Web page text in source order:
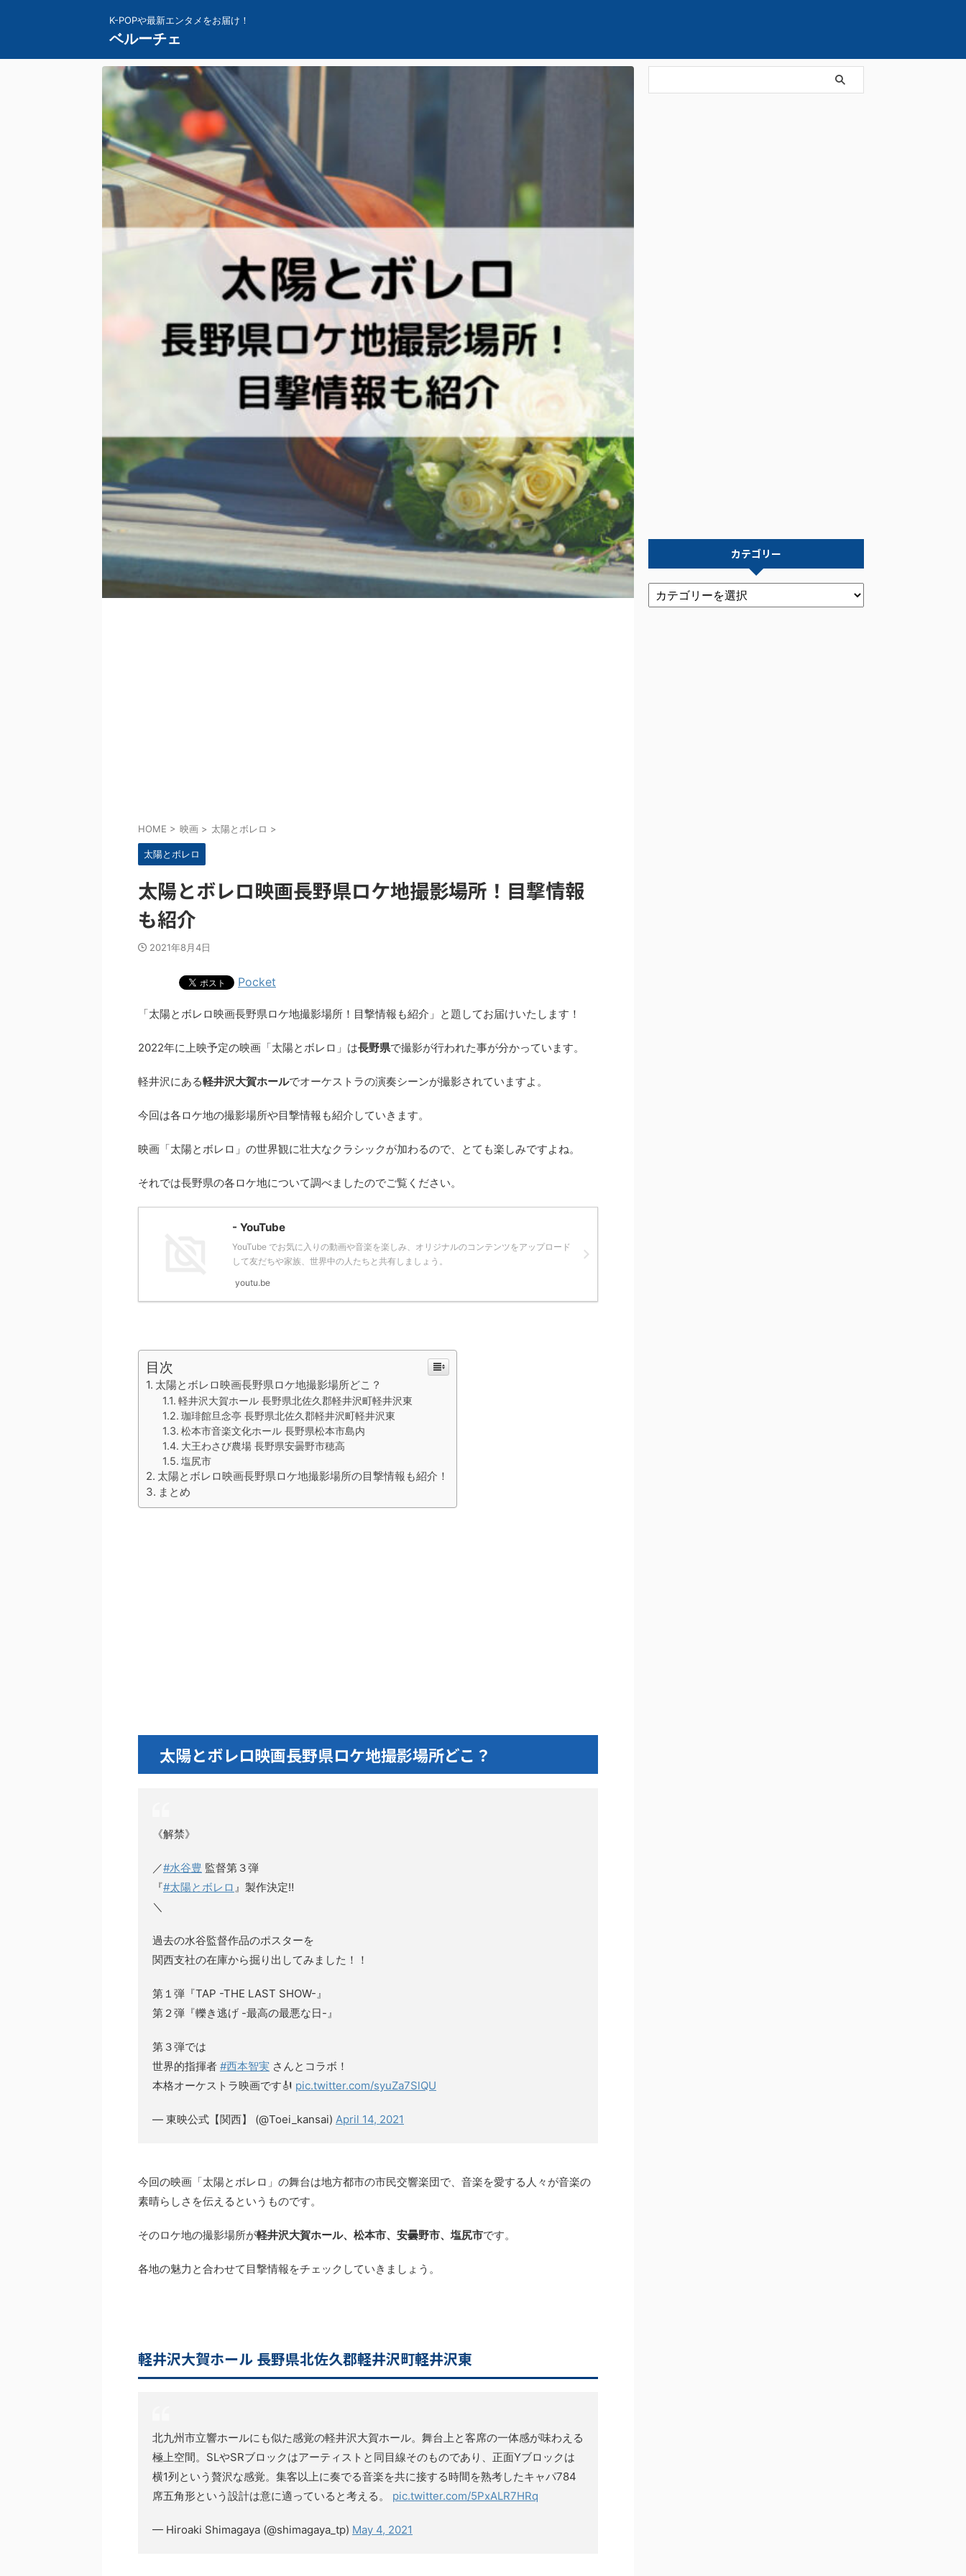
K-POPや最新エンタメをお届け！
ベルーチェ
HOME > 映画 > 太陽とボレロ >
太陽とボレロ
太陽とボレロ映画長野県ロケ地撮影場所！目撃情報
も紹介
2021年8月4日
Pocket
「太陽とボレロ映画長野県ロケ地撮影場所！目撃情報も紹介」と題してお届けいたします！
2022年に上映予定の映画「太陽とボレロ」は長野県で撮影が行われた事が分かっています。
軽井沢にある軽井沢大賀ホールでオーケストラの演奏シーンが撮影されていますよ。
今回は各ロケ地の撮影場所や目撃情報も紹介していきます。
映画「太陽とボレロ」の世界観に壮大なクラシックが加わるので、とても楽しみですよね。
それでは長野県の各ロケ地について調べましたのでご覧ください。
- YouTube
YouTube でお気に入りの動画や音楽を楽しみ、オリジナルのコンテンツをアップロード
して友だちや家族、世界中の人たちと共有しましょう。
youtu.be
目次
太陽とボレロ映画長野県ロケ地撮影場所どこ？
軽井沢大賀ホール 長野県北佐久郡軽井沢町軽井沢東
珈琲館旦念亭 長野県北佐久郡軽井沢町軽井沢東
松本市音楽文化ホール 長野県松本市島内
大王わさび農場 長野県安曇野市穂高
塩尻市
太陽とボレロ映画長野県ロケ地撮影場所の目撃情報も紹介！
まとめ
太陽とボレロ映画長野県ロケ地撮影場所どこ？
《解禁》
／#水谷豊 監督第３弾
『#太陽とボレロ 』製作決定‼️
＼
過去の水谷監督作品のポスターを
関西支社の在庫から掘り出してみました！！
第１弾『TAP -THE LAST SHOW-』
第２弾『轢き逃げ -最高の最悪な日-』
第３弾では
世界的指揮者 #西本智実 さんとコラボ！
本格オーケストラ映画です🎻 pic.twitter.com/syuZa7SlQU
— 東映公式【関西】 (@Toei_kansai) April 14, 2021
今回の映画「太陽とボレロ」の舞台は地方都市の市民交響楽団で、音楽を愛する人々が音楽の
素晴らしさを伝えるというものです。
そのロケ地の撮影場所が軽井沢大賀ホール、松本市、安曇野市、塩尻市です。
各地の魅力と合わせて目撃情報をチェックしていきましょう。
軽井沢大賀ホール 長野県北佐久郡軽井沢町軽井沢東
北九州市立響ホールにも似た感覚の軽井沢大賀ホール。舞台上と客席の一体感が味わえる
極上空間。SLやSRブロックはアーティストと同目線そのものであり、正面Yブロックは
横1列という贅沢な感覚。集客以上に奏でる音楽を共に接する時間を熟考したキャパ784
席五角形という設計は意に適っていると考える。 pic.twitter.com/5PxALR7HRq
— Hiroaki Shimagaya (@shimagaya_tp) May 4, 2021
カテゴリー